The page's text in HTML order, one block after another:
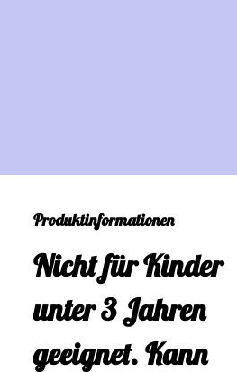
Produktinformationen
Nicht für Kinder
unter 3 Jahren
geeignet. Kann